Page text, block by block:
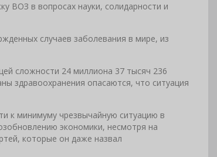
ВОЗ в вопросах науки, солидарности и
случаев заболевания в мире, из
сложности 24 миллиона 37 тысяч 236
здравоохранения опасаются, что ситуация
к минимуму чрезвычайную ситуацию в
экономики, несмотря на
которые он даже назвал